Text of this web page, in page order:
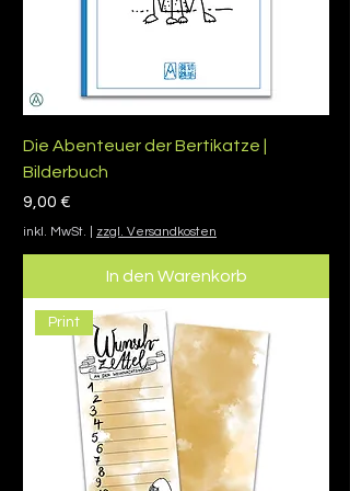
Die Abenteuer der Bertikatze |
Bilderbuch
Preis
9,00 €
inkl. MwSt. zzgl. Versandkosten
In den Warenkorb
Print